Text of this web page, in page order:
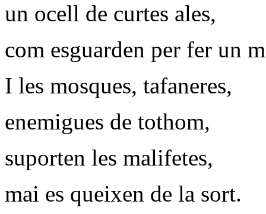
un ocell de curtes ales,
com esguarden per fer un
I les mosques, tafaneres,
enemigues de tothom,
suporten les malifetes,
mai es queixen de la sort.